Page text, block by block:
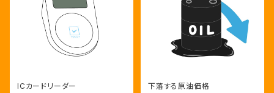
ICカードリーダー 下落する原油価格